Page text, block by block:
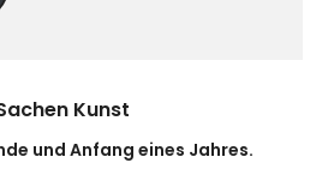
Kunst
und Anfang eines Jahres.